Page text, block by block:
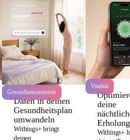
Gesundheitsassistent
Daten in deinen
Gesundheitsplan
umwandeln
Withings+ bringt
deinen
Vitalität
deine
Erholung
Withings+